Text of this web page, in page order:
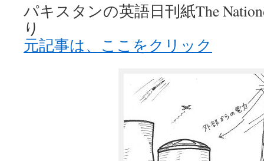
パキスタンの英語日刊紙The
り
元記事は、ここをクリック